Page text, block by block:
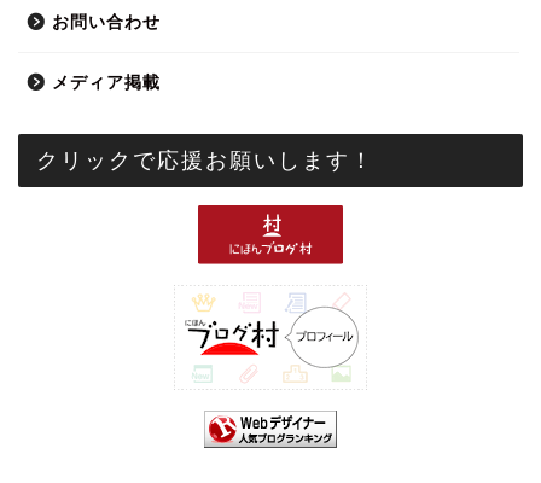
お問い合わせ
メディア掲載
クリックで応援お願いします！